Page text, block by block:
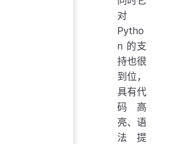
对
Pytho
n 的支
持也很
到位，
具有代
码高
亮、语
法提